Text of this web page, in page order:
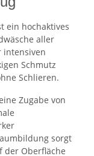
ein hochaktives
aller
intensiven
Schmutz
Schlieren.
Zugabe von
sorgt
der Oberfläche